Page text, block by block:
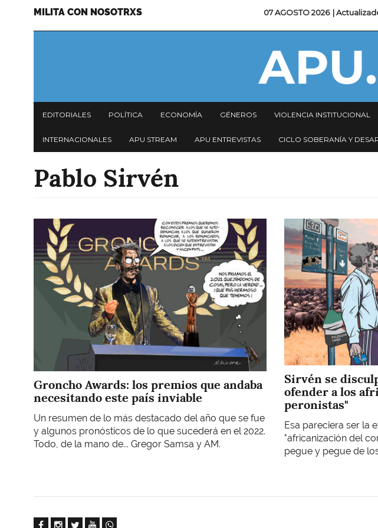
Menu
MILITA CON NOSOTRXS 07 AGOSTO 2026 |
Navegación
principal
EDITORIALES POLÍTICA ECONOMÍA GÉNEROS VIOLENCIA INSTITUCIONAL
INTERNACIONALES APU STREAM APU ENTREVISTAS CICLO SOBERANÍA Y
Pablo Sirvén
Imagen
Groncho Awards: los premios que andaba
necesitando este país inviable
Un resumen de lo más destacado del año que se fue
y algunos pronósticos de lo que sucederá en el 2022.
Todo, de la mano de... Gregor Samsa y AM.
Imagen
Sirvén se
ofender a los
peronistas"
Esa pareciera ser la
"africanización del
pegue y pegue de